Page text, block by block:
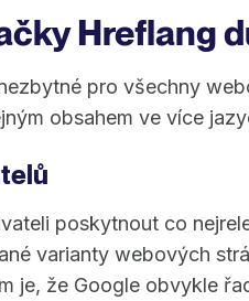
Hreflang
pro všechny
obsahem ve více
poskytnout co
varianty webových
je, že Google obvykle